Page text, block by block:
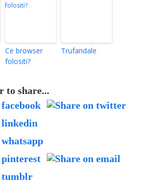
Ce browser
folositi?
Trufandale
to share...